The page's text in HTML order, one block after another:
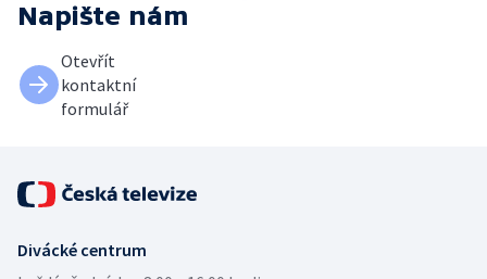
Napište nám
Otevřít
kontaktní
formulář
Divácké centrum